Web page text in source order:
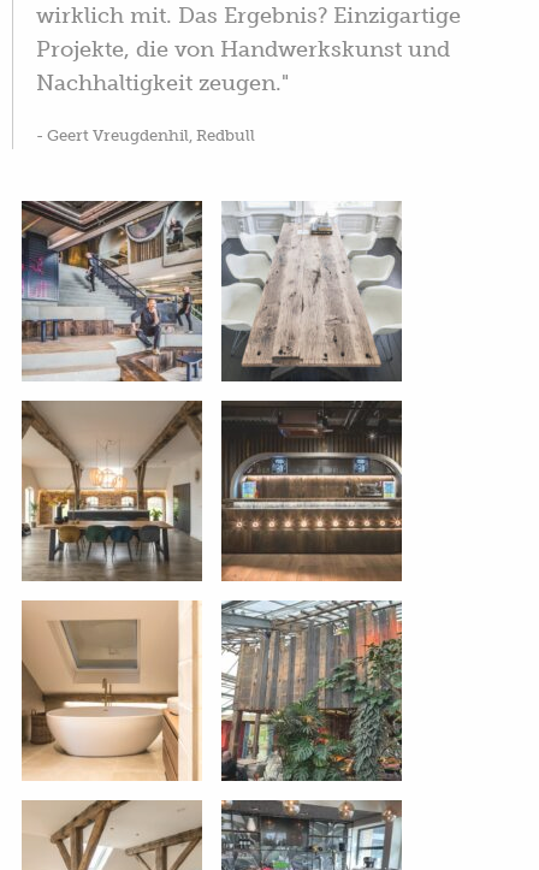
wirklich mit. Das Ergebnis? Einzigartige
Projekte, die von Handwerkskunst und
Nachhaltigkeit zeugen."
- Geert Vreugdenhil, Redbull